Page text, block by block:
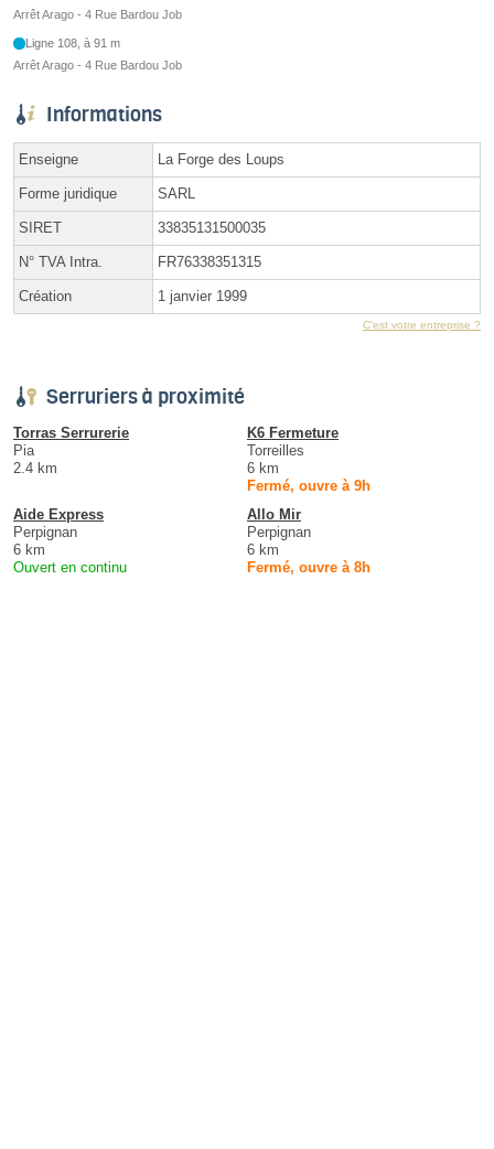
Arrêt Arago - 4 Rue Bardou Job
Ligne 108, à 91 m
Arrêt Arago - 4 Rue Bardou Job
Informations
Enseigne La Forge des Loups
Forme juridique SARL
SIRET 33835131500035
N° TVA Intra. FR76338351315
Création 1 janvier 1999
C'est votre entreprise ?
Serruriers à proximité
Torras Serrurerie
Pia
2.4 km
K6 Fermeture
Torreilles
6 km
Fermé, ouvre à 9h
Aide Express
Perpignan
6 km
Ouvert en continu
Allo Mir
Perpignan
6 km
Fermé, ouvre à 8h